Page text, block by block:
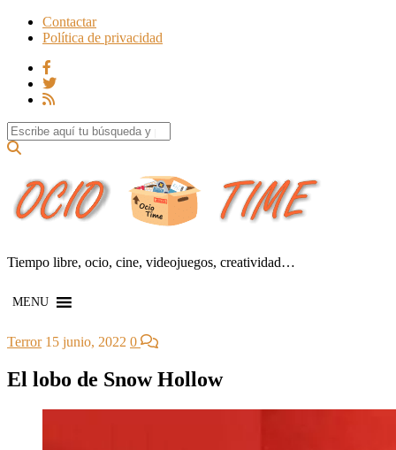
Contactar
Política de privacidad
Search for:
Tiempo libre, ocio, cine, videojuegos, creatividad…
MENU
Terror 15 junio, 2022 0
El lobo de Snow Hollow